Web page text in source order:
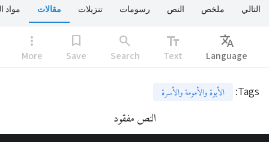
التالي ملخص النص رسومات تنزيلات مقالات مواد
Translate
Language
text_fields
Text
search
Search
bookmark
Save
more_vert
More
Tags
: الأبوة والأمومة والأسرة
النص مفقود